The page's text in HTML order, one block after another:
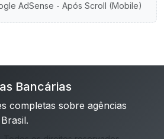
AdSense - Após Scroll (Mobile)
Bancárias
completas sobre agências